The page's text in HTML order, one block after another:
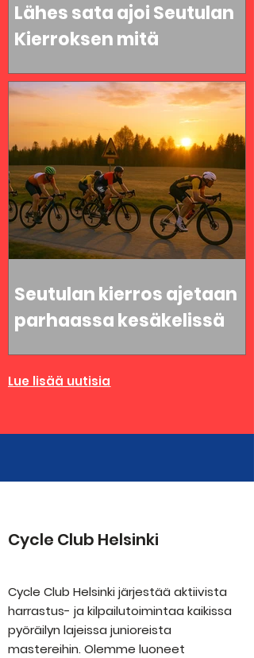
Lähes sata ajoi Seutulan
Kierroksen mitä
Seutulan kierros ajetaan
parhaassa kesäkelissä
Lue lisää uutisia
Cycle Club Helsinki
Cycle Club Helsinki järjestää aktiivista
harrastus- ja kilpailutoimintaa kaikissa
pyöräilyn lajeissa junioreista
mastereihin. Olemme luoneet